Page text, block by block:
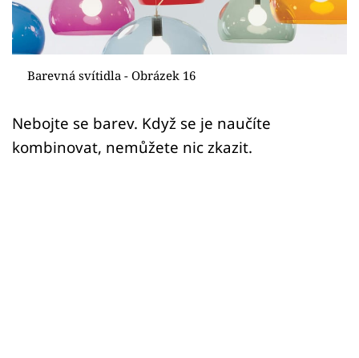
Sledujte prima+
Přihlášení
Sledujte nás
Barevná svítidla - Obrázek 16
Nebojte se barev. Když se je naučíte
kombinovat, nemůžete nic zkazit.